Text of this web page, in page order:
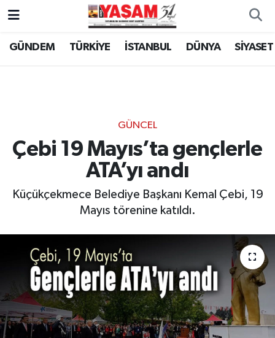
GÜNDEM TÜRKİYE İSTANBUL DÜNYA SİYASET
GÜNCEL
Çebi 19 Mayıs’ta gençlerle
ATA’yı andı
Küçükçekmece Belediye Başkanı Kemal Çebi, 19
Mayıs törenine katıldı.